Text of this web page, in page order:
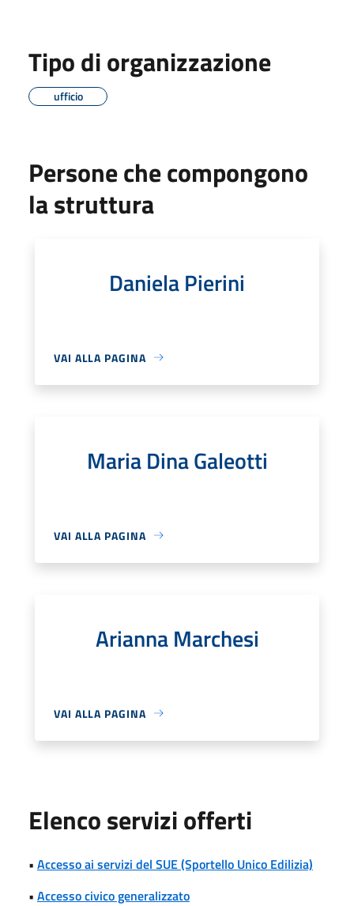
Tipo di organizzazione
ufficio
Persone che compongono
la struttura
Daniela Pierini
VAI ALLA PAGINA
Maria Dina Galeotti
VAI ALLA PAGINA
Arianna Marchesi
VAI ALLA PAGINA
Elenco servizi offerti
• Accesso ai servizi del SUE (Sportello Unico Edilizia)
• Accesso civico generalizzato